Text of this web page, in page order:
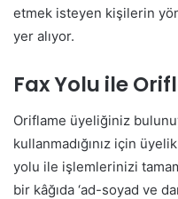
etmek isteyen kişilerin
yer alıyor.
Fax Yolu ile
Oriflame üyeliğiniz
kullanmadığınız için
yolu ile işlemlerinizi
bir kâğıda ‘ad-soyad ve